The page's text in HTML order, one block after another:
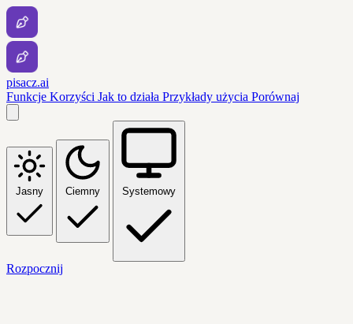
pisacz.ai
Funkcje Korzyści Jak to działa Przykłady użycia Porównaj
Jasny Ciemny Systemowy
Rozpocznij